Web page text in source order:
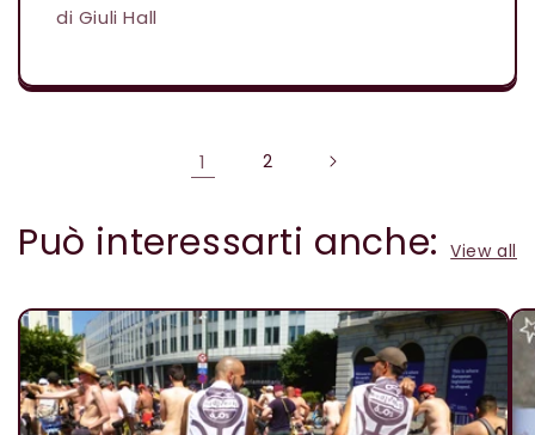
di Giuli Hall
1 2
Può interessarti anche: View all